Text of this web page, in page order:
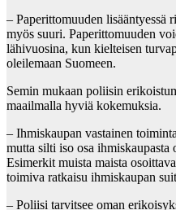
– Paperittomuuden lisääntyessä
myös suuri. Paperittomuuden
lähivuosina, kun kielteisen
oleilemaan Suomeen.
Semin mukaan poliisin
maailmalla hyviä kokemuksia.
– Ihmiskaupan vastainen
mutta silti iso osa ihmiskaupasta
Esimerkit muista maista
toimiva ratkaisu ihmiskaupan
– Poliisi tarvitsee oman